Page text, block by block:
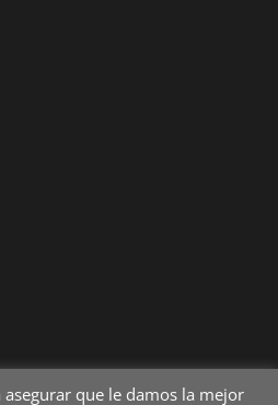
que le damos la mejor